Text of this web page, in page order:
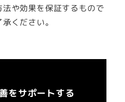
や効果を保証するもので
ください。
をサポートする